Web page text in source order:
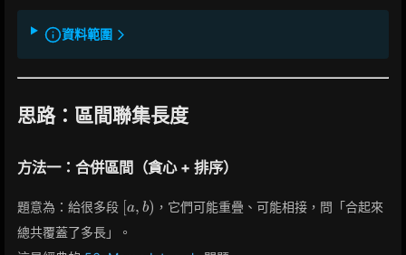
資料範圍
思路：區間聯集長度
方法一：合併區間（貪心 + 排序）
題意為：給很多段 [a,b)
a, b) ，它們可能重疊、可能相接，問「合起來
總共覆蓋了多長」。